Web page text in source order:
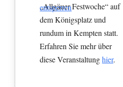
entsperren
„Allgäuer Festwoche“ auf
dem Königsplatz und
rundum in Kempten statt.
Erfahren Sie mehr über
diese Veranstaltunghier.